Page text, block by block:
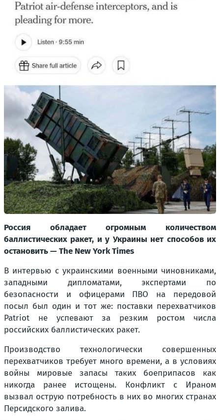
Россия обладает огромным количеством
баллистических ракет, и у Украины нет способов их
остановить — The New York Times
В интервью с украинскими военными чиновниками,
западными дипломатами, экспертами по
безопасности и офицерами ПВО на передовой
посыл был один и тот же: поставки перехватчиков
Patriot не успевают за резким ростом числа
российских баллистических ракет.
Производство технологически совершенных
перехватчиков требует много времени, а в условиях
войны мировые запасы таких боеприпасов как
никогда ранее истощены. Конфликт с Ираном
вызвал острую потребность в них во многих странах
Персидского залива.